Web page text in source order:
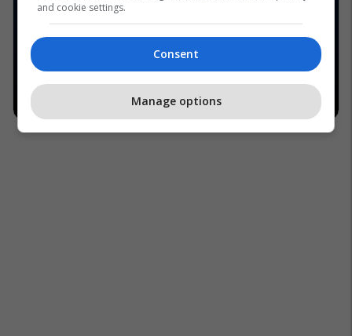
and cookie settings.
Consent
Manage options